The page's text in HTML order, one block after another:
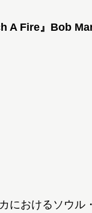
A Fire』Bob
におけるソウル